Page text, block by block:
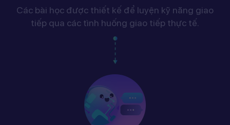
Các bài học được thiết kế để luyện kỹ năng giao
tiếp qua các tình huống giao tiếp thực tế.